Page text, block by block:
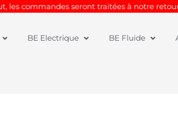
les commandes seront traitées à notre
BE Electrique BE Fluide